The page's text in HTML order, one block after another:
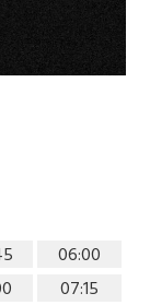
06:00
07:15